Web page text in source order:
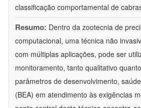
classificação comportamental de
Resumo: Dentro da zootecnia de
computacional, uma técnica não
com múltiplas aplicações, pode ser
monitoramento, tanto qualitativo
parâmetros de desenvolvimento,
(BEA) em atendimento às exigências